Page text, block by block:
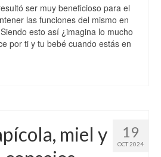
ser muy beneficioso para el
las funciones del mismo en
esto así ¿imagina lo mucho
por ti y tu bebé cuando estás en
19
OCT 2024
miel y